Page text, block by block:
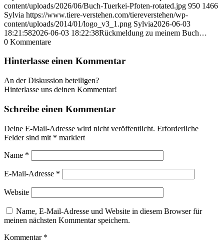
content/uploads/2026/06/Buch-Tuerkei-Pfoten-rotated.jpg 950 1466
Sylvia https://www.tiere-verstehen.com/tiereverstehen/wp-
content/uploads/2014/01/logo_v3_1.png Sylvia2026-06-03
18:21:582026-06-03 18:22:38Rückmeldung zu meinem Buch…
0 Kommentare
Hinterlasse einen Kommentar
An der Diskussion beteiligen?
Hinterlasse uns deinen Kommentar!
Schreibe einen Kommentar
Deine E-Mail-Adresse wird nicht veröffentlicht. Erforderliche
Felder sind mit * markiert
Name *
E-Mail-Adresse *
Website
Name, E-Mail-Adresse und Website in diesem Browser für
meinen nächsten Kommentar speichern.
Kommentar *